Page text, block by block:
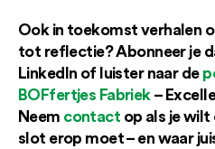
Ook in toekomst verhalen
tot reflectie? Abonneer je
LinkedIn of luister naar de
BOFfertjes Fabriek–
Neem contact op als je
slot erop moet – en waar